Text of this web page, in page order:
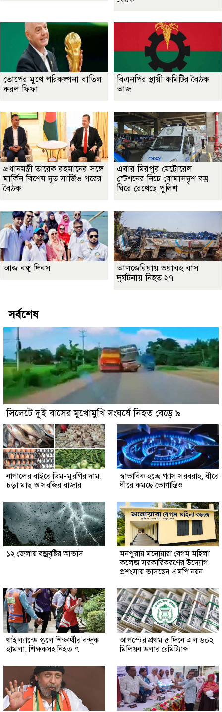
তোপের মুখে পরিকল্পনা বাতিল
করল ফিফা
বিএনপির স্থায়ী কমিটির বৈঠক
আজ
প্রধানমন্ত্রী তারেক রহমানের সঙ্গে
মার্কিন বিশেষ দূত সার্জিও গরের
বৈঠক
এবার মিরপুর মেট্রোরেল
স্টেশনের নিচে বোমাসদৃশ বস্তু
ঘিরে রেখেছে পুলিশ
আজ বন্ধু দিবস
আলজেরিয়ায় ভয়াবহ বাস
দুর্ঘটনায় নিহত ২৭
সর্বশেষ
সিলেটে দুই বাসের মুখোমুখি সংঘর্ষে নিহত বেড়ে ৯
নাগালের বাইরে ডিম-মুরগির দাম,
চড়া মাছ ও সবজির বাজার
স্বাভাবিক হচ্ছে গ্যাস সরবরাহ, ধীরে
ধীরে কমছে ভোগান্তিও
১২ জেলায় বজ্রবৃষ্টির আভাস
মনপুরায় মনোয়ারা বেগম মহিলা
কলেজ সরকারিকরণের উদ্যোগ:
প্রশংসায় ভাসছেন এমপি নয়ন
থাইল্যান্ডে স্কুলে শিক্ষার্থীর বন্দুক
হামলা, শিক্ষকসহ নিহত ৭
আগস্টের প্রথম ৫ দিনে এল ৬০২
মিলিয়ন ডলার রেমিট্যান্স